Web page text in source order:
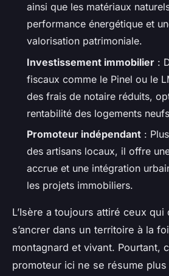
ainsi que les matériaux
performance énergétique et
valorisation patrimoniale.
Investissement immobilier :
fiscaux comme le Pinel ou le
des frais de notaire réduits,
rentabilité des logements
Promoteur indépendant :
des artisans locaux, il offre
accrue et une intégration
les projets immobiliers.
L’Isère a toujours attiré ceux qui
s’ancrer dans un territoire à la
montagnard et vivant. Pourtant,
promoteur ici ne se résume